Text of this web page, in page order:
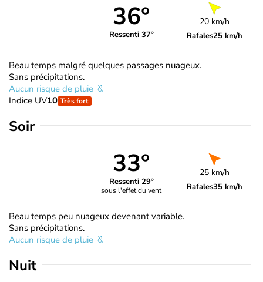
36°
Ressenti 37°
20 km/h
Rafales25 km/h
Beau temps malgré quelques passages nuageux.
Sans précipitations.
Aucun risque de pluie
Indice UV10 Très fort
Soir
33°
Ressenti 29°
sous l'effet du vent
25 km/h
Rafales35 km/h
Beau temps peu nuageux devenant variable.
Sans précipitations.
Aucun risque de pluie
Nuit